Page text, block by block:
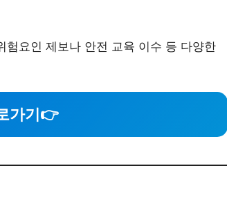
험요인 제보나 안전 교육 이수 등 다양한
가기 👉